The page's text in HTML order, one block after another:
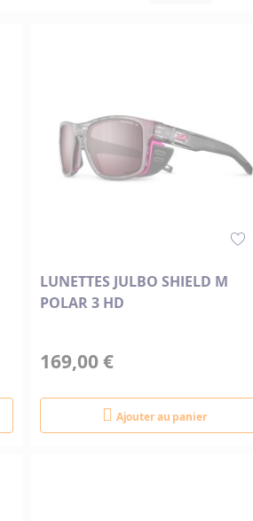
LUNETTES JULBO SHIELD M
POLAR 3 HD
169,00 €
Ajouter au panier